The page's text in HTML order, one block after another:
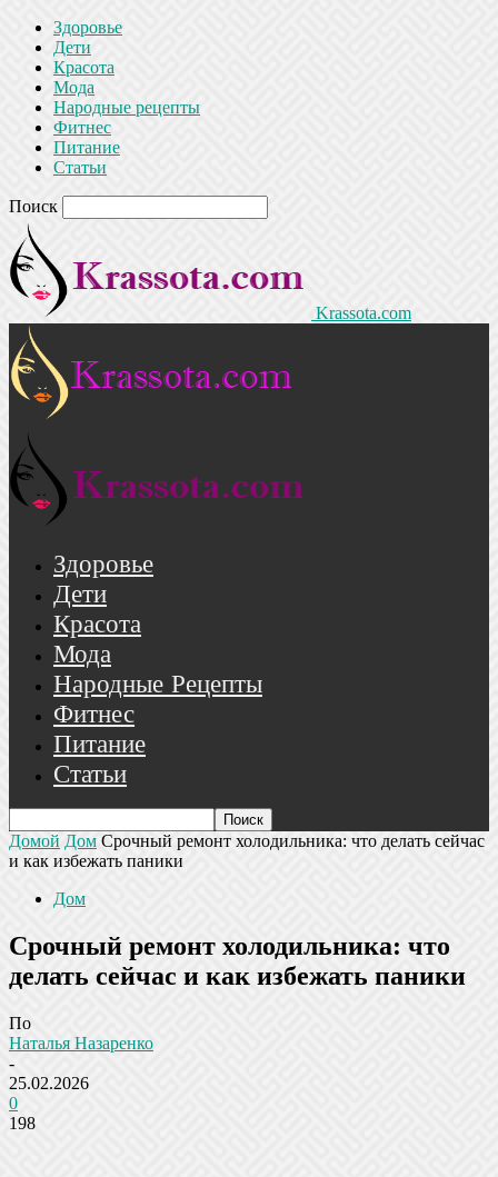
Здоровье
Дети
Красота
Мода
Народные рецепты
Фитнес
Питание
Статьи
Поиск
Krassota.com
Здоровье
Дети
Красота
Мода
Народные Рецепты
Фитнес
Питание
Статьи
Домой Дом Срочный ремонт холодильника: что делать сейчас
и как избежать паники
Дом
Срочный ремонт холодильника: что
делать сейчас и как избежать паники
По
Наталья Назаренко
-
25.02.2026
0
198